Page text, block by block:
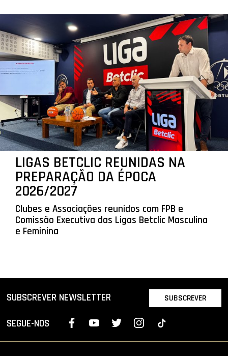
LIGAS BETCLIC REUNIDAS NA
PREPARAÇÃO DA ÉPOCA
2026/2027
Clubes e Associações reunidos com FPB e
Comissão Executiva das Ligas Betclic Masculina
e Feminina
SUBSCREVER NEWSLETTER SUBSCREVER
SEGUE-NOS